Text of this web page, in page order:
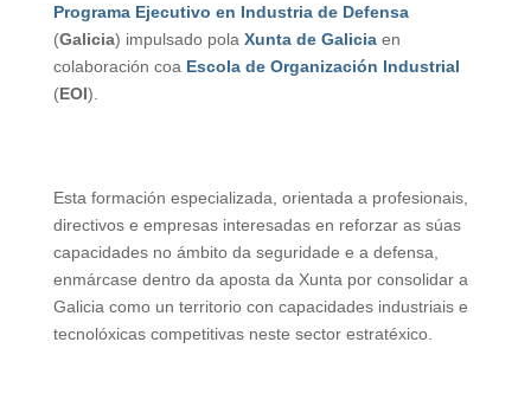
Programa Ejecutivo en Industria de Defensa
(Galicia) impulsado pola Xunta de Galiciaen
colaboración coa Escola de Organización Industrial
(EOI).
Esta formación especializada, orientada a profesionais,
directivos e empresas interesadas en reforzar as súas
capacidades no ámbito da seguridade e a defensa,
enmárcase dentro da aposta da Xunta por consolidar a
Galicia como un territorio con capacidades industriais e
tecnolóxicas competitivas neste sector estratéxico.